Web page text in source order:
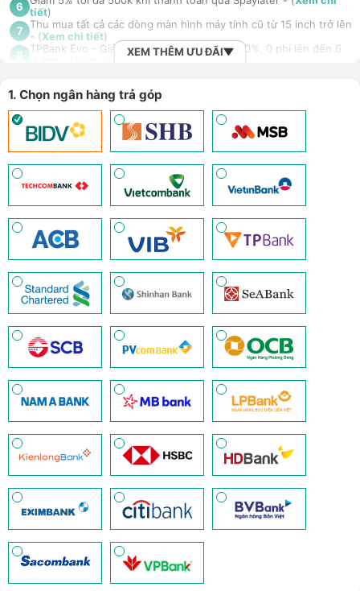
6 tiết)
7
Thu mua tất cả các dòng màn hình máy tính cũ từ 15 inch trở lên
- (Xem chi tiết)
8
TPBank Evo - Giảm đến 500.000đ, trả góp 0%, 0 phí lên đến 6
10 Nhận báo giá tốt nhất cho khách hàng doanh nghiệp B2B khi
mua số lượng lớn - (Xem chi tiết)
XEM THÊM ƯU ĐÃI
1. Chọn ngân hàng trả góp